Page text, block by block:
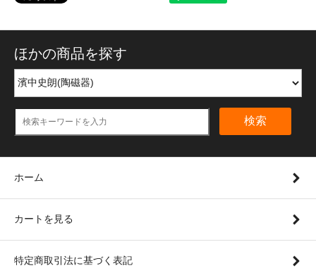
ほかの商品を探す
検索
ホーム
カートを見る
特定商取引法に基づく表記